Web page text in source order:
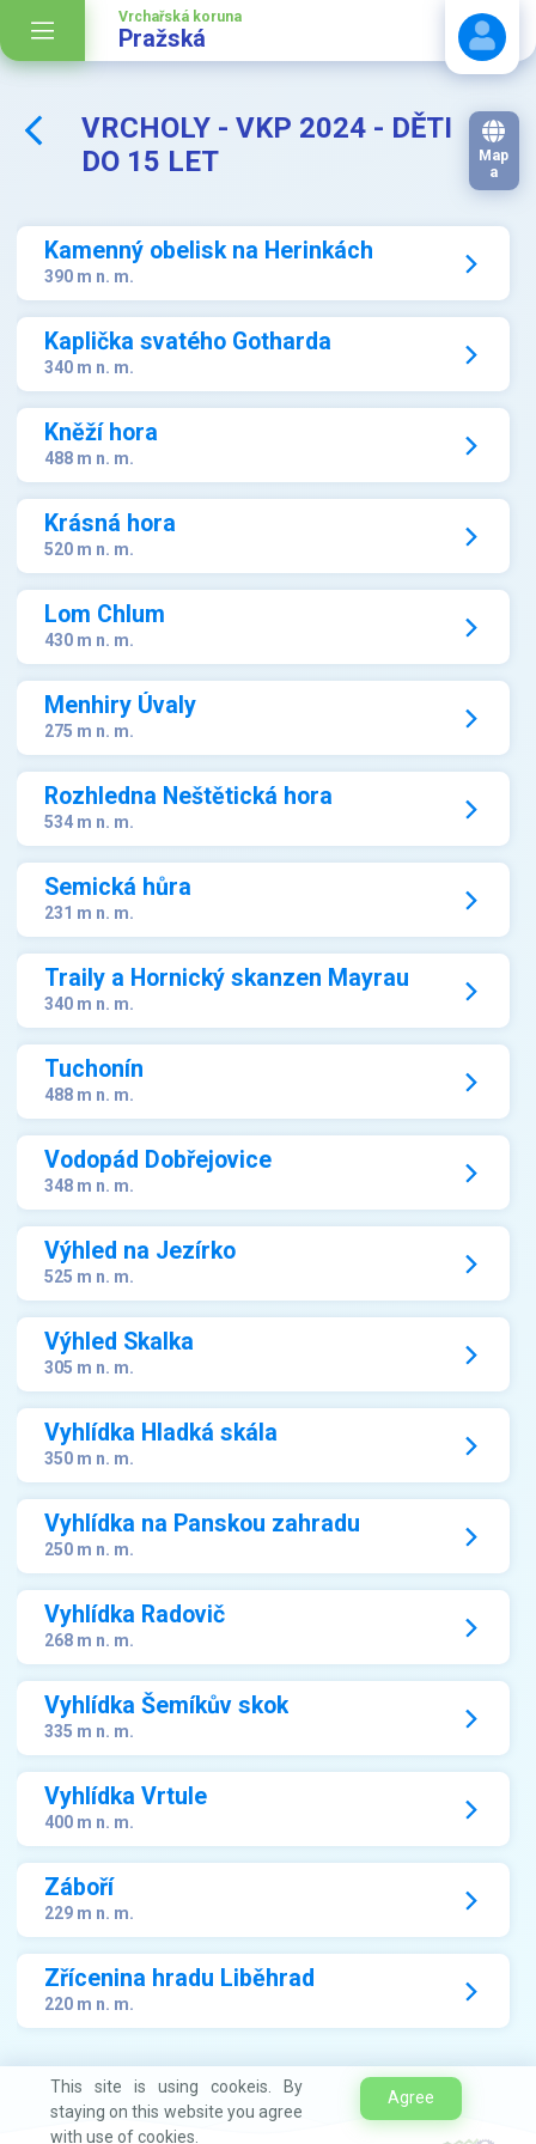
Vrchařská koruna
Pražská
Stáhnout návod
VRCHOLY - VKP 2024 - DĚTI
DO 15 LET
Map
a
Kamenný obelisk na Herinkách
390 m n. m.
Kaplička svatého Gotharda
340 m n. m.
Kněží hora
488 m n. m.
Krásná hora
520 m n. m.
Lom Chlum
430 m n. m.
Menhiry Úvaly
275 m n. m.
Rozhledna Neštětická hora
534 m n. m.
Semická hůra
231 m n. m.
Traily a Hornický skanzen Mayrau
340 m n. m.
Tuchonín
488 m n. m.
Vodopád Dobřejovice
348 m n. m.
Výhled na Jezírko
525 m n. m.
Výhled Skalka
305 m n. m.
Vyhlídka Hladká skála
350 m n. m.
Vyhlídka na Panskou zahradu
250 m n. m.
Vyhlídka Radovič
268 m n. m.
Vyhlídka Šemíkův skok
335 m n. m.
Vyhlídka Vrtule
400 m n. m.
Záboří
229 m n. m.
Zřícenina hradu Liběhrad
220 m n. m.
This site is using cookeis. By
staying on this website you agree
with use of cookies.
Agree